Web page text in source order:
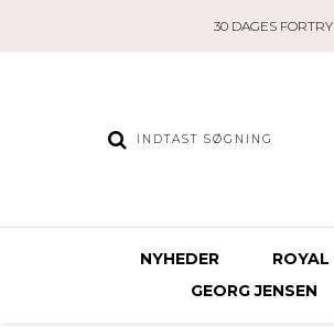
30 DAGES
NYHEDER ROYAL
GEORG JENSEN